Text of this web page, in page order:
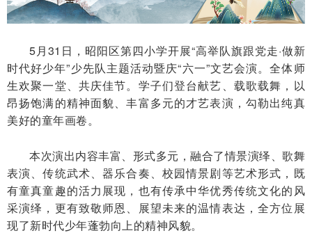
5月31日，昭阳区第四小学开展“高举队旗跟党走·做新
时代好少年”少先队主题活动暨庆“六一”文艺会演。全体师
生欢聚一堂、共庆佳节。学子们登台献艺、载歌载舞，以
昂扬饱满的精神面貌、丰富多元的才艺表演，勾勒出纯真
美好的童年画卷。
本次演出内容丰富、形式多元，融合了情景演绎、歌舞
表演、传统武术、器乐合奏、校园情景剧等艺术形式，既
有童真童趣的活力展现，也有传承中华优秀传统文化的风
采演绎，更有致敬师恩、展望未来的温情表达，全方位展
现了新时代少年蓬勃向上的精神风貌。